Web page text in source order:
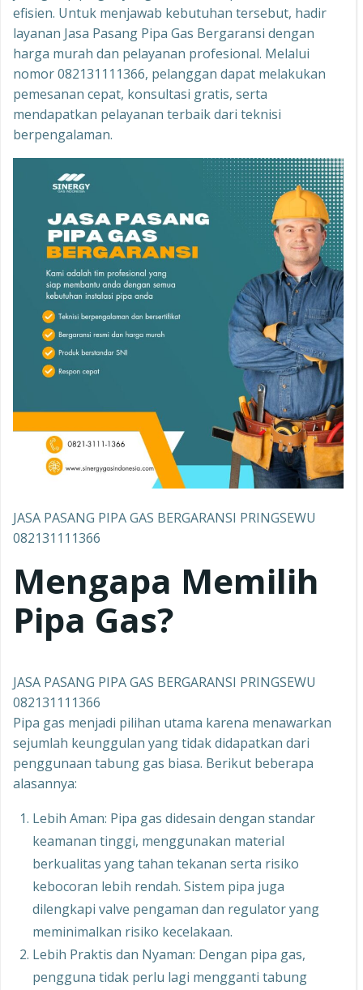
efisien. Untuk menjawab kebutuhan tersebut, hadir
layanan Jasa Pasang Pipa Gas Bergaransi dengan
harga murah dan pelayanan profesional. Melalui
nomor 082131111366, pelanggan dapat melakukan
pemesanan cepat, konsultasi gratis, serta
mendapatkan pelayanan terbaik dari teknisi
berpengalaman.
JASA PASANG PIPA GAS BERGARANSI PRINGSEWU
082131111366
Mengapa Memilih
Pipa Gas?
JASA PASANG PIPA GAS BERGARANSI PRINGSEWU
082131111366
Pipa gas menjadi pilihan utama karena menawarkan
sejumlah keunggulan yang tidak didapatkan dari
penggunaan tabung gas biasa. Berikut beberapa
alasannya:
Lebih Aman: Pipa gas didesain dengan standar
keamanan tinggi, menggunakan material
berkualitas yang tahan tekanan serta risiko
kebocoran lebih rendah. Sistem pipa juga
dilengkapi valve pengaman dan regulator yang
meminimalkan risiko kecelakaan.
Lebih Praktis dan Nyaman: Dengan pipa gas,
pengguna tidak perlu lagi mengganti tabung